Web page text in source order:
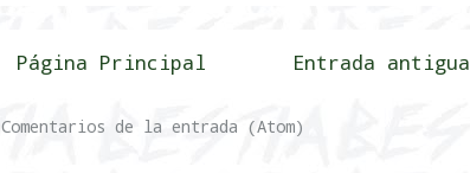
Entrada antigua
Página Principal
Comentarios de la entrada (Atom)